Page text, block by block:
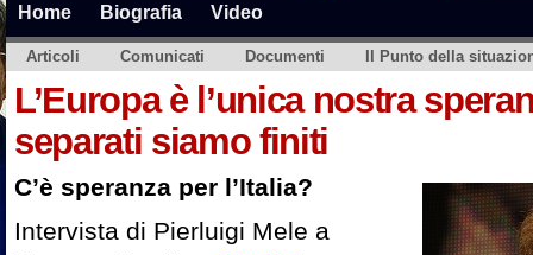
Home Biografia Video
Articoli Comunicati Documenti Il Punto della
L’Europa è l’unica nostra
separati siamo finiti
C’è speranza per l’Italia?
Intervista di Pierluigi Mele a